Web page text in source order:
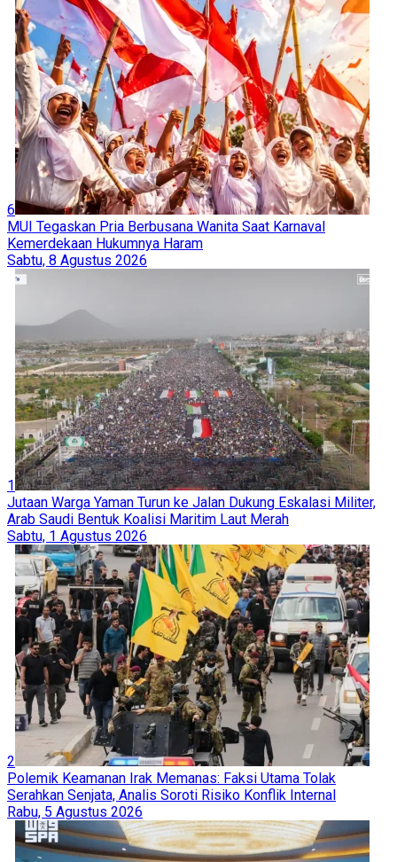
6
MUI Tegaskan Pria Berbusana Wanita Saat Karnaval
Kemerdekaan Hukumnya Haram
Sabtu, 8 Agustus 2026
1
Jutaan Warga Yaman Turun ke Jalan Dukung Eskalasi Militer,
Arab Saudi Bentuk Koalisi Maritim Laut Merah
Sabtu, 1 Agustus 2026
2
Polemik Keamanan Irak Memanas: Faksi Utama Tolak
Serahkan Senjata, Analis Soroti Risiko Konflik Internal
Rabu, 5 Agustus 2026